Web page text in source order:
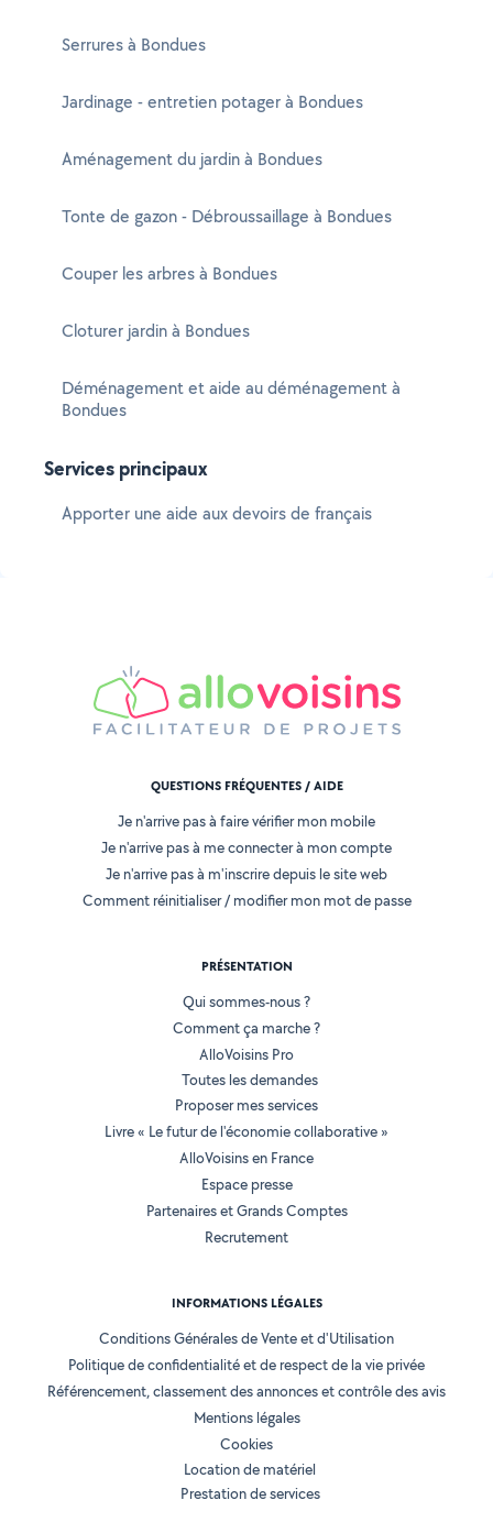
Serrures à Bondues
Jardinage - entretien potager à Bondues
Aménagement du jardin à Bondues
Tonte de gazon - Débroussaillage à Bondues
Couper les arbres à Bondues
Cloturer jardin à Bondues
Déménagement et aide au déménagement à
Bondues
Services principaux
Apporter une aide aux devoirs de français
QUESTIONS FRÉQUENTES / AIDE
Je n'arrive pas à faire vérifier mon mobile
Je n'arrive pas à me connecter à mon compte
Je n'arrive pas à m'inscrire depuis le site web
Comment réinitialiser / modifier mon mot de passe
PRÉSENTATION
Qui sommes-nous ?
Comment ça marche ?
AlloVoisins Pro
Toutes les demandes
Proposer mes services
Livre « Le futur de l'économie collaborative »
AlloVoisins en France
Espace presse
Partenaires et Grands Comptes
Recrutement
INFORMATIONS LÉGALES
Conditions Générales de Vente et d'Utilisation
Politique de confidentialité et de respect de la vie privée
Référencement, classement des annonces et contrôle des avis
Mentions légales
Cookies
Location de matériel
Prestation de services